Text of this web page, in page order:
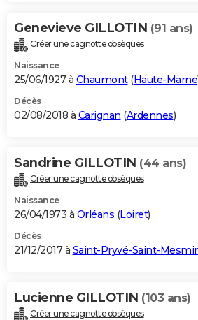
Genevieve GILLOTIN (91 ans)
Créer une cagnotte obsèques
Naissance
25/06/1927 à Chaumont(Haute-Marne
Décès
02/08/2018 à Carignan (Ardennes)
Sandrine GILLOTIN (44 ans)
Créer une cagnotte obsèques
Naissance
26/04/1973 à Orléans (Loiret)
Décès
21/12/2017 à Saint-Pryvé-Saint-
Lucienne GILLOTIN (103 ans)
Créer une cagnotte obsèques